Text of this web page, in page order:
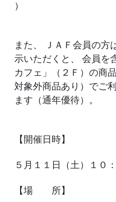
）
また、 ＪＡＦ会員の方
示いただくと、 会員を
カフェ」（２Ｆ）の商
対象外商品あり）でご
ます（通年優待）。
【開催日時】
５月１１日（土）１０
【場 所】